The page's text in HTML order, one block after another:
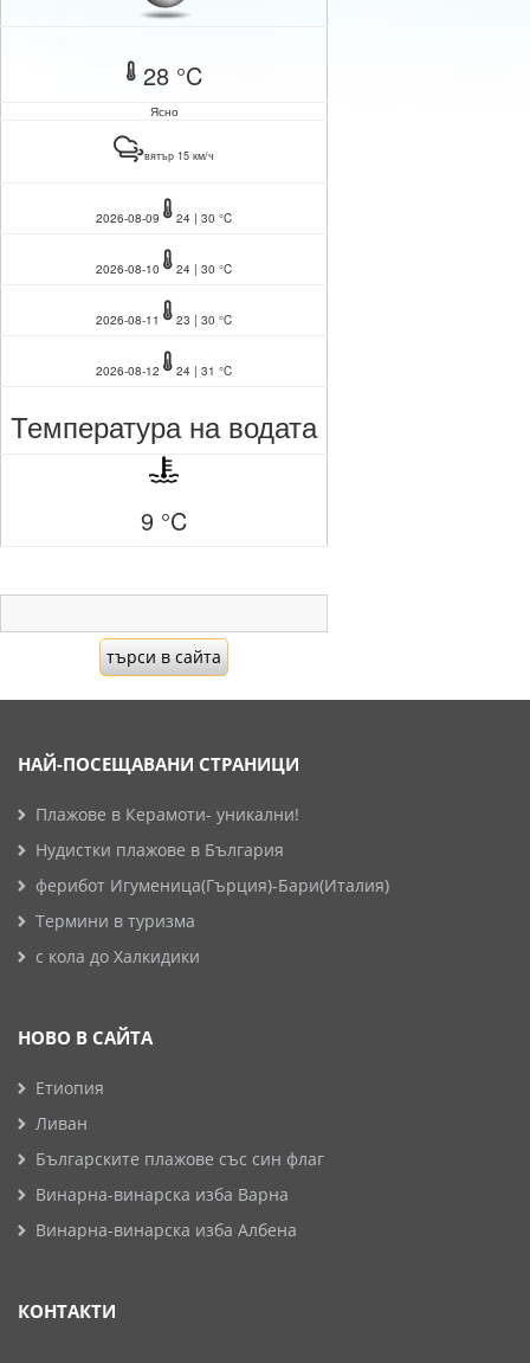
28 °C
Ясно
вятър 15 км/ч
2026-08-09 24 | 30 °C
2026-08-10 24 | 30 °C
2026-08-11 23 | 30 °C
2026-08-12 24 | 31 °C
Температура на водата
9 °C
НАЙ-ПОСЕЩАВАНИ СТРАНИЦИ
Плажове в Керамоти- уникални!
Нудистки плажове в България
ферибот Игуменица(Гърция)-Бари(Италия)
Термини в туризма
с кола до Халкидики
НОВО В САЙТА
Етиопия
Ливан
Българските плажове със син флаг
Винарна-винарска изба Варна
Винарна-винарска изба Албена
КОНТАКТИ